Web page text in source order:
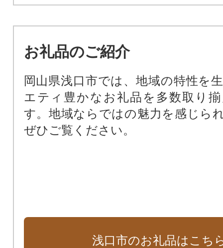
お礼品のご紹介
岡山県浅口市では、地域の特性を
エティ豊かなお礼品を多数取り
す。地域ならではの魅力を感じら
ぜひご覧ください。
浅口市のお礼品はこち